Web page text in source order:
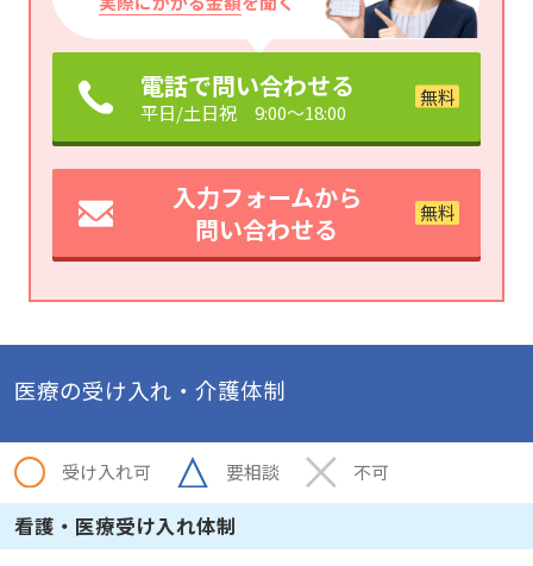
電話で問い合わせる
平日/土日祝 9:00～18:00
入力フォームから
問い合わせる
医療の受け入れ・介護体制
受け入れ可 要相談 不可
看護・医療受け入れ体制